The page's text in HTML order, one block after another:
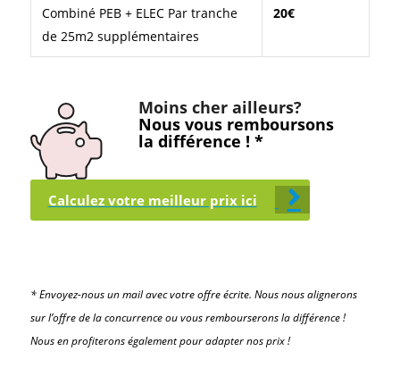
Combiné PEB + ELEC Par tranche
de 25m2 supplémentaires
20€
Moins cher ailleurs?
Nous vous remboursons
la différence ! *
Calculez votre meilleur prix ici
* Envoyez-nous un mail avec votre offre écrite. Nous nous alignerons
sur l’offre de la concurrence ou vous rembourserons la différence !
Nous en profiterons également pour adapter nos prix !